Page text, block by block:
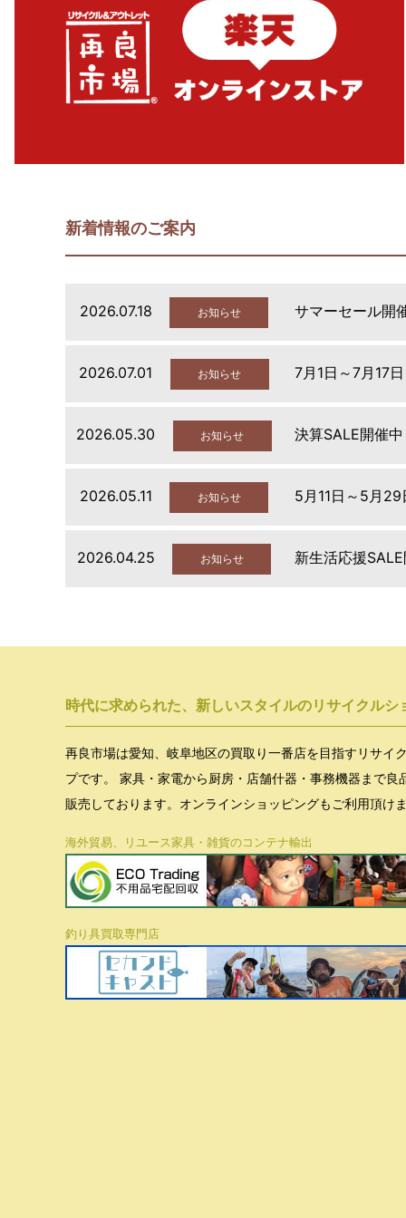
新着情報のご案内
2026.07.18 お知らせ サマーセール開
2026.07.01 お知らせ 7月1日～7月17
2026.05.30 お知らせ 決算SALE開催中
2026.05.11 お知らせ 5月11日～5月
2026.04.25 お知らせ 新生活応援SALE
時代に求められた、新しいスタイルのリサイクルシ
再良市場は愛知、岐阜地区の買取り一番店を目指すリサイ
プです。 家具・家電から厨房・店舗什器・事務機器まで良
販売しております。オンラインショッピングもご利用頂けま
海外貿易、リユース家具・雑貨のコンテナ輸出
釣り具買取専門店